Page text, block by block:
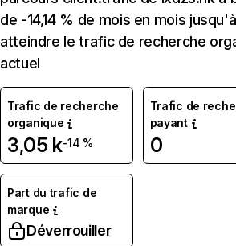
de -14,14 % de mois en mois jusqu'à
atteindre le trafic de recherche
actuel
Trafic de recherche
organique
3,05 k-14 %
Trafic de
payant
0
Part du trafic de
marque
Déverrouiller